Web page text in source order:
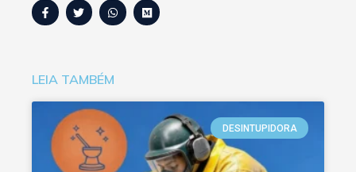
LEIA TAMBÉM
DESINTUPIDORA